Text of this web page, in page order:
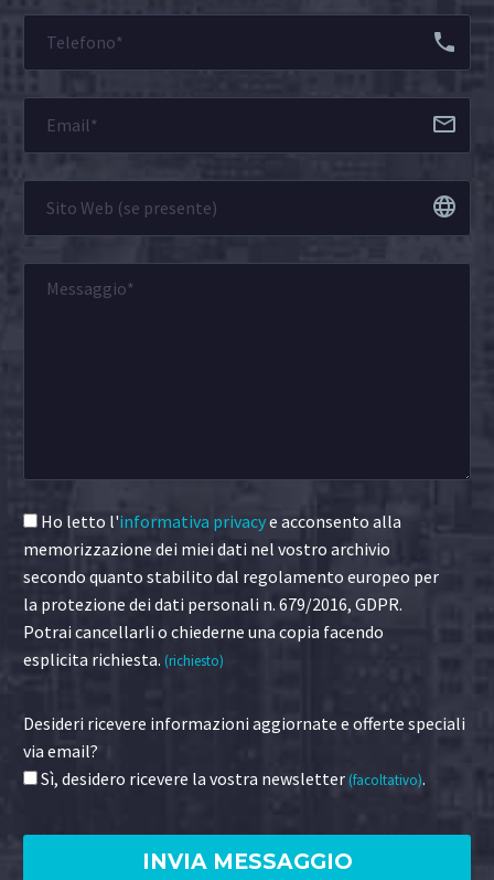
Ho letto l'informativa privacye acconsento alla
memorizzazione dei miei dati nel vostro archivio
secondo quanto stabilito dal regolamento europeo per
la protezione dei dati personali n. 679/2016, GDPR.
Potrai cancellarli o chiederne una copia facendo
esplicita richiesta. (richiesto)
Desideri ricevere informazioni aggiornate e offerte speciali
via email?
Sì, desidero ricevere la vostra newsletter(facoltativo).